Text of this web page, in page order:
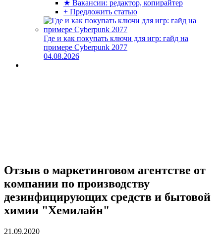
★ Вакансии: редактор, копирайтер
+ Предложить статью
Где и как покупать ключи для игр: гайд на
примере Cyberpunk 2077
04.08.2026
Отзыв о маркетинговом агентстве от
компании по производству
дезинфицирующих средств и бытовой
химии "Хемилайн"
21.09.2020